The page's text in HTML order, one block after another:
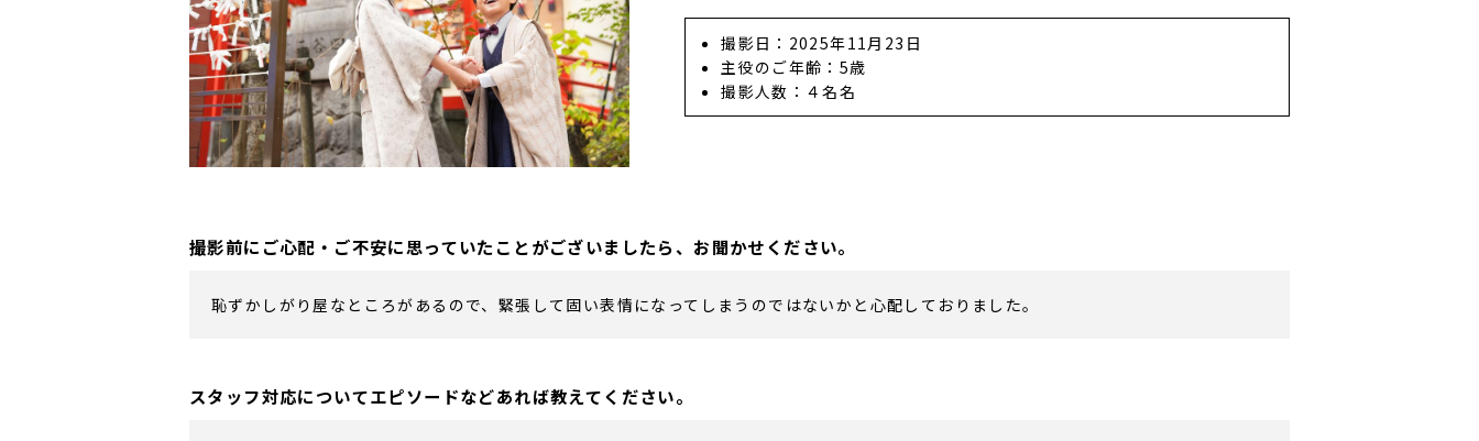
撮影日：2025年11月23日
主役のご年齢：5歳
撮影人数：４名名
撮影前にご心配・ご不安に思っていたことがございましたら、お聞かせください。
恥ずかしがり屋なところがあるので、緊張して固い表情になってしまうのではないかと心配しておりました。
スタッフ対応についてエピソードなどあれば教えてください。